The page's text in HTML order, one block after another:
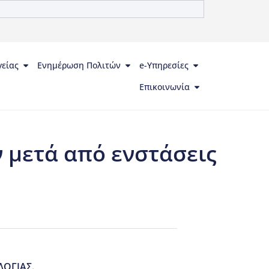
Ενημέρωση Πολιτών
e-Υπηρεσίες
Επικοινωνία
από ενστάσεις